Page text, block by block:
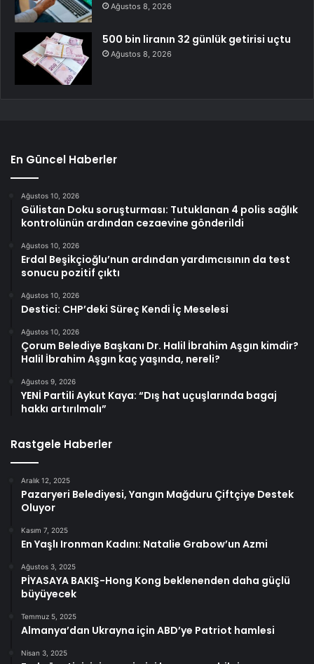
Ağustos 8, 2026
500 bin liranın 32 günlük getirisi uçtu
Ağustos 8, 2026
En Güncel Haberler
Ağustos 10, 2026
Gülistan Doku soruşturması: Tutuklanan 4 polis sağlık
kontrolünün ardından cezaevine gönderildi
Ağustos 10, 2026
Erdal Beşikçioğlu’nun ardından yardımcısının da test
sonucu pozitif çıktı
Ağustos 10, 2026
Destici: CHP’deki Süreç Kendi İç Meselesi
Ağustos 10, 2026
Çorum Belediye Başkanı Dr. Halil İbrahim Aşgın kimdir?
Halil İbrahim Aşgın kaç yaşında, nereli?
Ağustos 9, 2026
YENİ Partili Aykut Kaya: “Dış hat uçuşlarında bagaj
hakkı artırılmalı”
Rastgele Haberler
Aralık 12, 2025
Pazaryeri Belediyesi, Yangın Mağduru Çiftçiye Destek
Oluyor
Kasım 7, 2025
En Yaşlı Ironman Kadını: Natalie Grabow’un Azmi
Ağustos 3, 2025
PİYASAYA BAKIŞ-Hong Kong beklenenden daha güçlü
büyüyecek
Temmuz 5, 2025
Almanya’dan Ukrayna için ABD’ye Patriot hamlesi
Nisan 3, 2025